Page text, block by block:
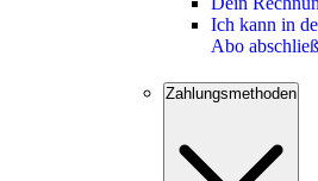
Ich kann in
Abo
Zahlungsmethoden